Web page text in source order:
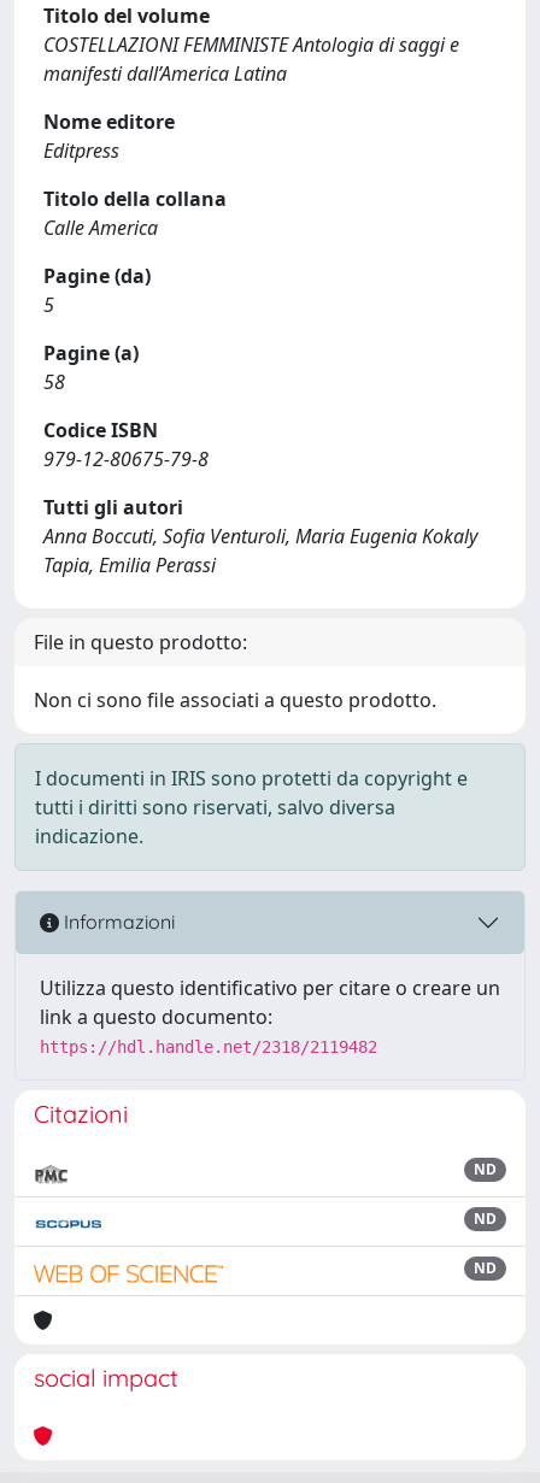
Titolo del volume
COSTELLAZIONI FEMMINISTE Antologia di saggi e
manifesti dall’America Latina
Nome editore
Editpress
Titolo della collana
Calle America
Pagine (da)
5
Pagine (a)
58
Codice ISBN
979-12-80675-79-8
Tutti gli autori
Anna Boccuti, Sofia Venturoli, Maria Eugenia Kokaly
Tapia, Emilia Perassi
File in questo prodotto:
Non ci sono file associati a questo prodotto.
I documenti in IRIS sono protetti da copyright e
tutti i diritti sono riservati, salvo diversa
indicazione.
Informazioni
Utilizza questo identificativo per citare o creare un
link a questo documento:
https://hdl.handle.net/2318/2119482
Citazioni
ND
ND
ND
social impact